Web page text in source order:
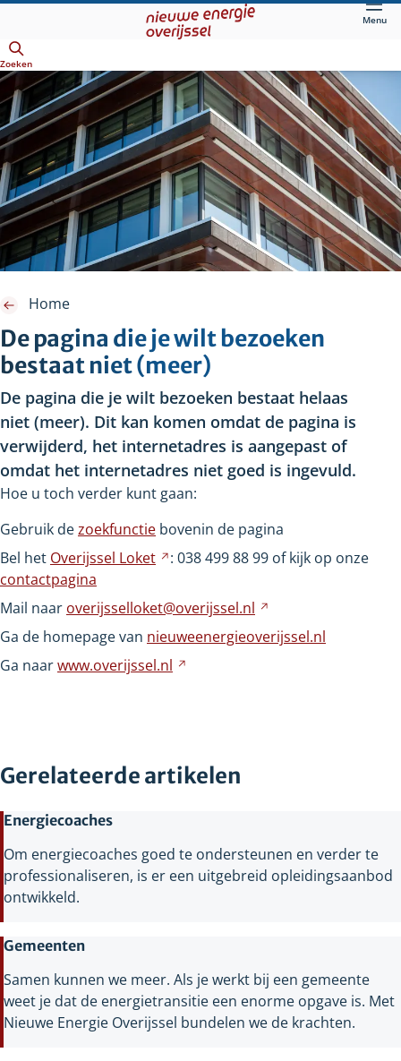
hoofdinhoud
Menu
Zoeken
De pagina die je wilt bezoeken
bestaat niet (meer)
Home
De pagina die je wilt bezoeken bestaat helaas
niet (meer). Dit kan komen omdat de pagina is
verwijderd, het internetadres is aangepast of
omdat het internetadres niet goed is ingevuld.
Hoe u toch verder kunt gaan:
Gebruik dezoekfunctie bovenin de pagina
Bel het Overijssel Loket
Verwijst
een
andere
website
: 0384998899 of kijk op onze
contactpagina
Mail naar overijsselloket@overijssel.nl
naar
een
Ga de homepage van nieuweenergieoverijssel.nl
Ga naarwww.overijssel.nl
Gerelateerde artikelen
Energiecoaches
Om energiecoaches goed te ondersteunen en verder te
professionaliseren, is er een uitgebreid opleidingsaanbod
ontwikkeld.
Gemeenten
Samen kunnen we meer. Als je werkt bij een gemeente
weet je dat de energietransitie een enorme opgave is. Met
Nieuwe Energie Overijssel bundelen we de krachten.